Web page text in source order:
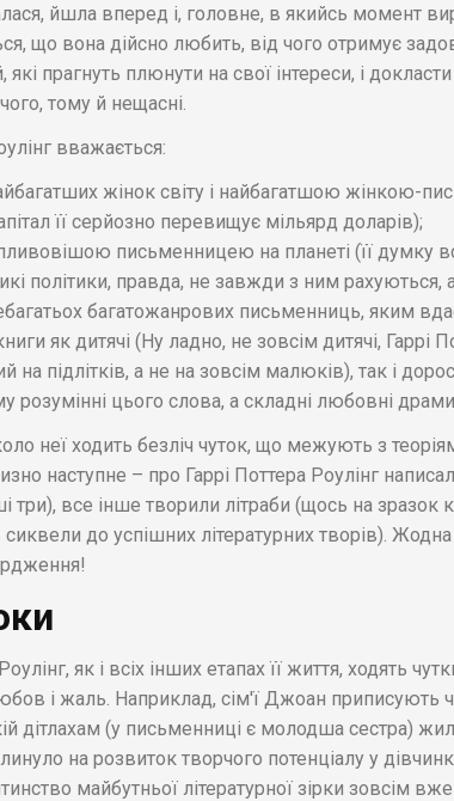
йшла вперед і, головне, в якийсь момент
що вона дійсно любить, від чого отримує
прагнуть плюнути на свої інтереси, і
тому й нещасні.
вважається:
жінок світу і найбагатшою жінкою-
її серйозно перевищує мільярд доларів);
письменницею на планеті (її думку
політики, правда, не завжди з ним
багатожанрових письменниць, яким
як дитячі (Ну ладно, не зовсім дитячі, Гаррі
на підлітків, а не на зовсім малюків), так і
розумінні цього слова, а складні любовні драми,
неї ходить безліч чуток, що межують з
наступне – про Гаррі Поттера Роулінг
все інше творили літраби (щось на зразок
до успішних літературних творів). Жодна
як і всіх інших етапах її життя, ходять
і жаль. Наприклад, сім'ї Джоан приписують
дітлахам (у письменниці є молодша сестра)
на розвиток творчого потенціалу у
майбутньої літературної зірки зовсім